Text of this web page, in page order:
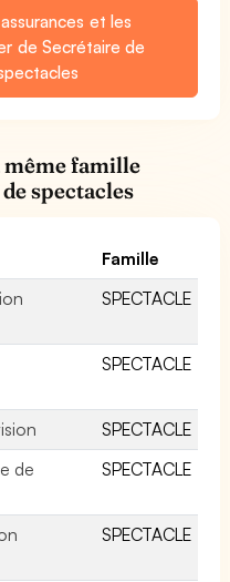
et les
de Secrétaire de
même famille
spectacles
Famille
SPECTACLE
SPECTACLE
SPECTACLE
de
SPECTACLE
SPECTACLE